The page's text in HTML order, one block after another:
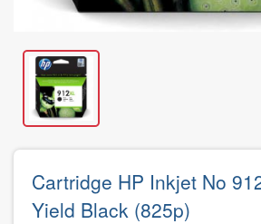
Cartridge HP Inkjet No
Yield Black (825p)